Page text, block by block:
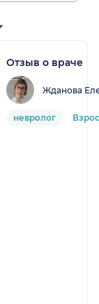
Отзыв о враче
Жданова
невролог